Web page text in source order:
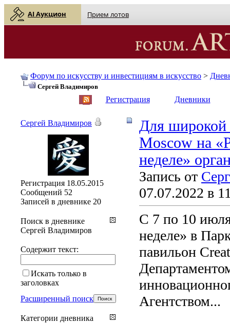
AI Аукцион Прием лотов
Форум по искусству и инвестициям в искусство >
Сергей Владимиров
Регистрация Дневники
Для широкой
Moscow на
неделе»
Запись от
07.07.2022 в
С 7 по 10
неделе» в
павильон
Агентством...
Сергей Владимиров
Регистрация 18.05.2015
Сообщений 52
Записей в дневнике 20
Поиск в дневнике
Сергей Владимиров
Содержит текст:
Искать только в
заголовках
Расширенный поиск
Категории дневника